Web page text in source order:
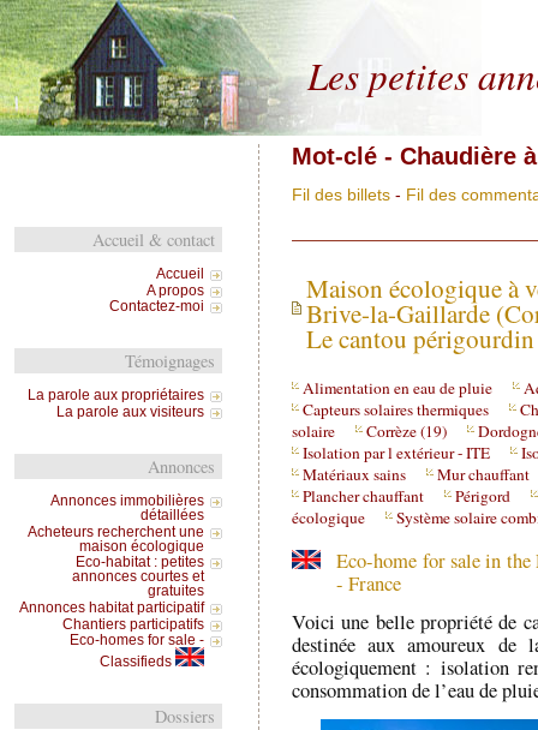
Les petites
Mot-clé - Chaudière
Fil des billets- Fil des
Maison écologique à
Brive-la-Gaillarde
Le cantou
Alimentation en eau de pluie
Capteurs solaires thermiques
solaire
Corrèze (19)
Isolation par l extérieur - ITE
Matériaux sains
Mur chauffant
Plancher chauffant
Périgord
écologique
Système solaire
Eco-home for sale in
- France
Voici une belle propriété de
destinée aux amoureux de
écologiquement : isolation
consommation de l’eau de
Accueil & contact
Accueil
A propos
Contactez-moi
Témoignages
La parole aux propriétaires
La parole aux visiteurs
Annonces
Annonces immobilières
détaillées
Acheteurs recherchent une
maison écologique
Eco-habitat : petites
annonces courtes et
gratuites
Annonces habitat participatif
Chantiers participatifs
Eco-homes for sale -
Classifieds
Dossiers